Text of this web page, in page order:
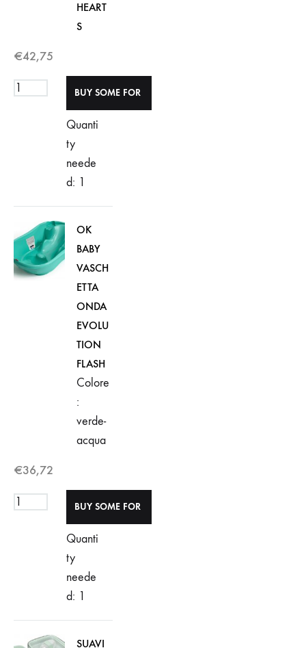
HEART
S
€42,75
Quanti
ty
neede
d: 1
OK
BABY
VASCH
ETTA
ONDA
EVOLU
TION
FLASH
Colore
:
verde-
acqua
€36,72
Quanti
ty
neede
d: 1
SUAVI